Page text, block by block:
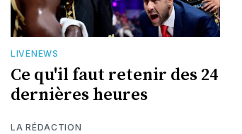
LIVENEWS
Ce qu'il faut retenir des 24
dernières heures
LA RÉDACTION